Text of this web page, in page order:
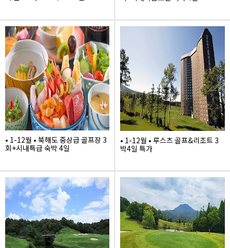
1,390,000 2,115,000
• 1-12월 • 북해도 중상급 골프장 3
회+시내특급 숙박 4일
1,735,000
• 1-12월 • 루스츠 골프&리조트 3
박4일 특가
1,229,000